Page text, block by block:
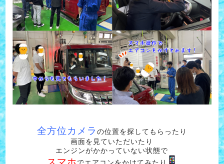
全方位カメラ の位置を探してもらったり
画面を見ていただいたり
エンジンがかかっていない状態で
スマホ